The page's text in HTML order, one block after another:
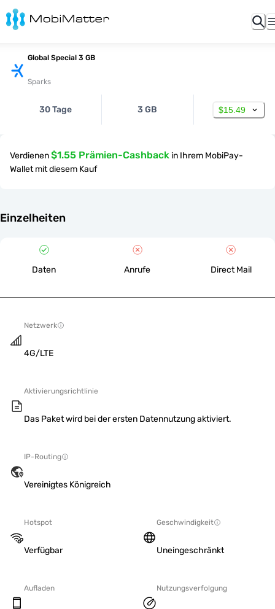
Global Special 3 GB
Sparks
30 Tage 3 GB $15.49
Verdienen$1.55 Prämien-Cashback in Ihrem MobiPay-
Wallet mit diesem Kauf
Einzelheiten
Daten Anrufe Direct Mail
Netzwerk
4G/LTE
Aktivierungsrichtlinie
Das Paket wird bei der ersten Datennutzung aktiviert.
IP-Routing
Vereinigtes Königreich
Hotspot
Verfügbar
Geschwindigkeit
Uneingeschränkt
Aufladen Nutzungsverfolgung